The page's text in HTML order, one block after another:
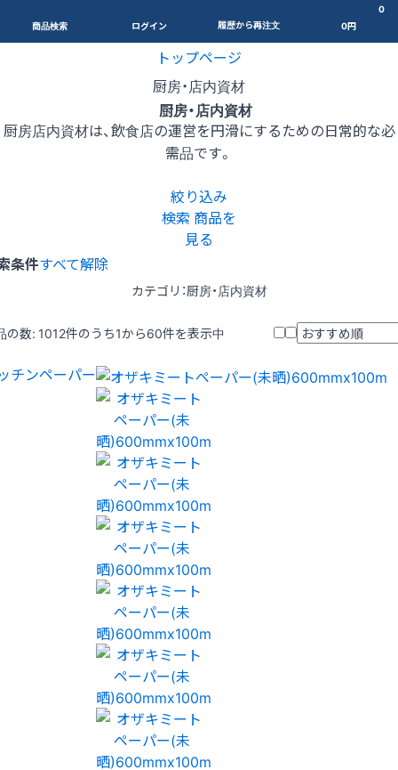
商品検索 ログイン 履歴から再注文
0
0円
トップページ
厨房・店内資材
厨房・店内資材
厨房店内資材は、飲食店の運営を円滑にするための日常的な必
需品です。
絞り込み
検索 商品を
見る
条件すべて解除
カテゴリ：厨房・店内資材
の数: 1012件のうち1から60件を表示中
チンペーパー